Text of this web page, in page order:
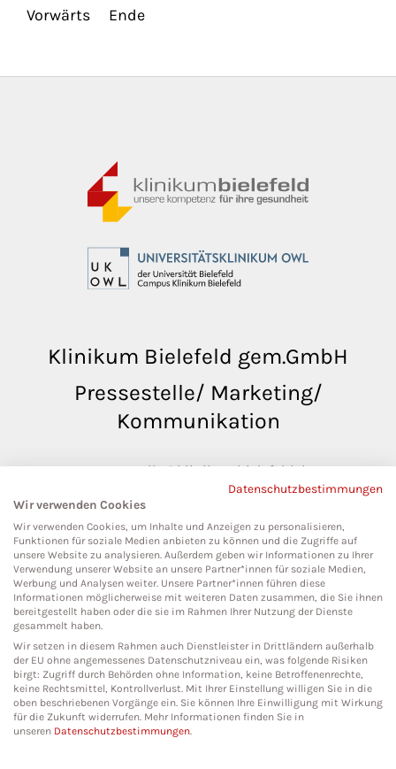
Vorwärts
Ende
Klinikum Bielefeld gem.GmbH
Pressestelle/ Marketing/
Kommunikation
pressestelle@klinikumbielefeld.de
Teutoburger Str. 50
33604 Bielefeld
Social Media
Datenschutzbestimmungen
Wir verwenden Cookies
Wir verwenden Cookies, um Inhalte und Anzeigen zu personalisieren,
Funktionen für soziale Medien anbieten zu können und die Zugriffe auf
unsere Website zu analysieren. Außerdem geben wir Informationen zu Ihrer
Verwendung unserer Website an unsere Partner*innen für soziale Medien,
Werbung und Analysen weiter. Unsere Partner*innen führen diese
Informationen möglicherweise mit weiteren Daten zusammen, die Sie ihnen
bereitgestellt haben oder die sie im Rahmen Ihrer Nutzung der Dienste
gesammelt haben.
Wir setzen in diesem Rahmen auch Dienstleister in Drittländern außerhalb
der EU ohne angemessenes Datenschutzniveau ein, was folgende Risiken
birgt: Zugriff durch Behörden ohne Information, keine Betroffenenrechte,
keine Rechtsmittel, Kontrollverlust. Mit Ihrer Einstellung willigen Sie in die
oben beschriebenen Vorgänge ein. Sie können Ihre Einwilligung mit Wirkung
für die Zukunft widerrufen. Mehr Informationen finden Sie in
unseren Datenschutzbestimmungen.